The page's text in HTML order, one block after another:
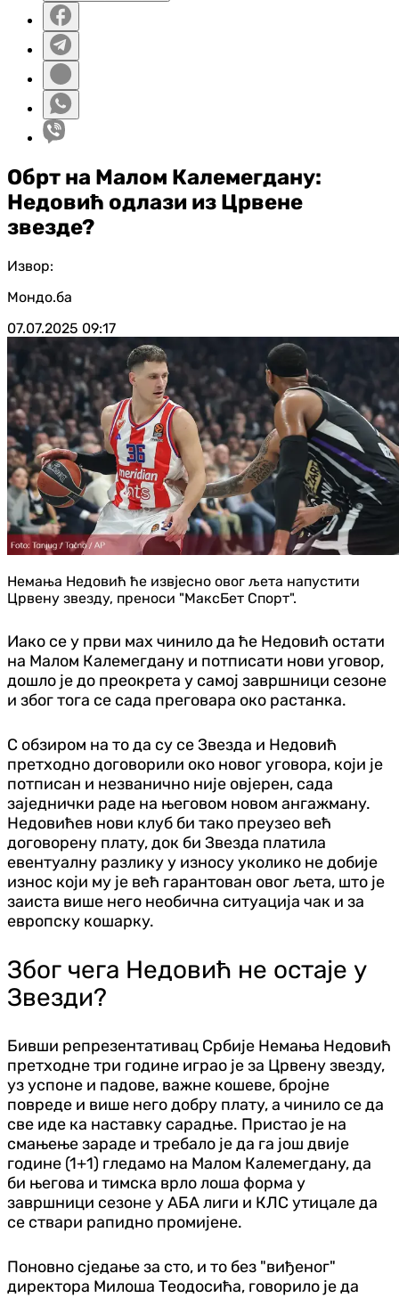
Обрт на Малом Калемегдану:
Недовић одлази из Црвене
звезде?
Извор:
Мондо.ба
07.07.2025 09:17
Немања Недовић ће извјесно овог љета напустити
Црвену звезду, преноси "МаксБет Спорт".
Иако се у први мах чинило да ће Недовић остати
на Малом Калемегдану и потписати нови уговор,
дошло је до преокрета у самој завршници сезоне
и због тога се сада преговара око растанка.
С обзиром на то да су се Звезда и Недовић
претходно договорили око новог уговора, који је
потписан и незванично није овјерен, сада
заједнички раде на његовом новом ангажману.
Недовићев нови клуб би тако преузео већ
договорену плату, док би Звезда платила
евентуалну разлику у износу уколико не добије
износ који му је већ гарантован овог љета, што је
заиста више него необична ситуација чак и за
европску кошарку.
Због чега Недовић не остаје у
Звезди?
Бивши репрезентативац Србије Немања Недовић
претходне три године играо је за Црвену звезду,
уз успоне и падове, важне кошеве, бројне
повреде и више него добру плату, а чинило се да
све иде ка наставку сарадње. Пристао је на
смањење зараде и требало је да га још двије
године (1+1) гледамо на Малом Калемегдану, да
би његова и тимска врло лоша форма у
завршници сезоне у АБА лиги и КЛС утицале да
се ствари рапидно промијене.
Поновно сједање за сто, и то без "виђеног"
директора Милоша Теодосића, говорило је да